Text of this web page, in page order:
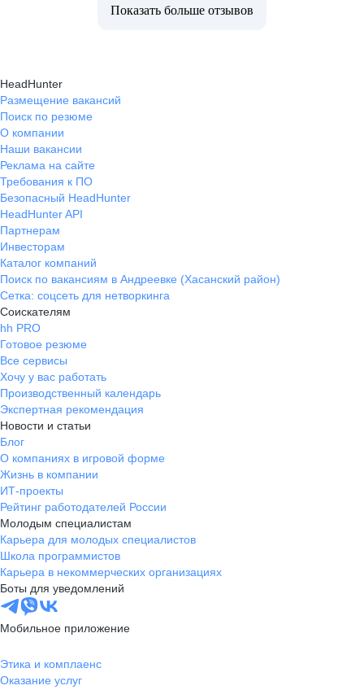
Показать больше отзывов
HeadHunter
Размещение вакансий
Поиск по резюме
О компании
Наши вакансии
Реклама на сайте
Требования к ПО
Безопасный HeadHunter
HeadHunter API
Партнерам
Инвесторам
Каталог компаний
Поиск по вакансиям в Андреевке (Хасанский район)
Сетка: соцсеть для нетворкинга
Соискателям
hh PRO
Готовое резюме
Все сервисы
Хочу у вас работать
Производственный календарь
Экспертная рекомендация
Новости и статьи
Блог
О компаниях в игровой форме
Жизнь в компании
ИТ-проекты
Рейтинг работодателей России
Молодым специалистам
Карьера для молодых специалистов
Школа программистов
Карьера в некоммерческих организациях
Боты для уведомлений
Мобильное приложение
Этика и комплаенс
Оказание услуг